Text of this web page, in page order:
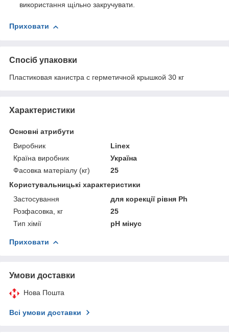
використання щільно закручувати.
Приховати
Спосіб упаковки
Пластиковая канистра с герметичной крышкой 30 кг
Характеристики
Основні атрибути
Виробник
Linex
Країна виробник
Україна
Фасовка матеріалу (кг)
25
Користувальницькі характеристики
Застосування
для корекції рівня Ph
Розфасовка, кг
25
Тип хімії
pH мінус
Приховати
Умови доставки
Нова Пошта
Всі умови доставки